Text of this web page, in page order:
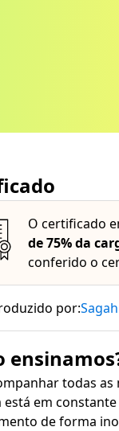
O certificado
de 75% da
conferido o
por:Sagah
todas
está em
de forma inovadora,